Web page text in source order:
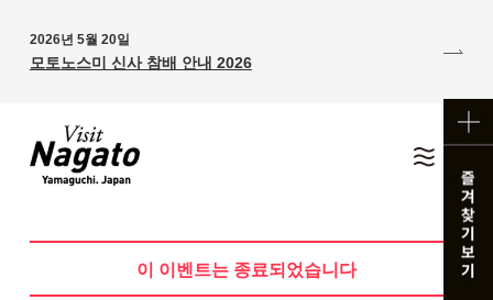
2026년 5월 20일
모토노스미 신사 참배 안내 2026
이 이벤트는 종료되었습니다